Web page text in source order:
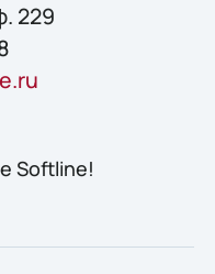
229
Softline!